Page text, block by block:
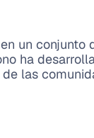
un
ha
las